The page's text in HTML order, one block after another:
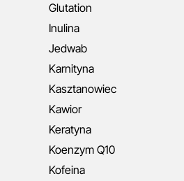
Glutation
Inulina
Jedwab
Karnityna
Kasztanowiec
Kawior
Keratyna
Koenzym Q10
Kofeina